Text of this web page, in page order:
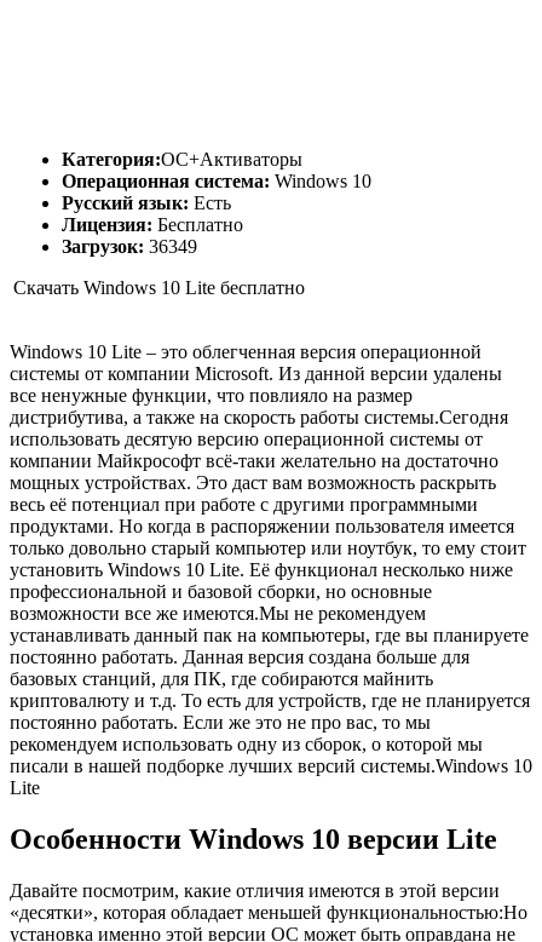
Категория:ОС+Активаторы
Операционная система: Windows 10
Русский язык: Есть
Лицензия: Бесплатно
Загрузок: 36349
Скачать Windows 10 Lite бесплатно
Windows 10 Lite – это облегченная версия операционной
системы от компании Microsoft. Из данной версии удалены
все ненужные функции, что повлияло на размер
дистрибутива, а также на скорость работы системы.Сегодня
использовать десятую версию операционной системы от
компании Майкрософт всё-таки желательно на достаточно
мощных устройствах. Это даст вам возможность раскрыть
весь её потенциал при работе с другими программными
продуктами. Но когда в распоряжении пользователя имеется
только довольно старый компьютер или ноутбук, то ему стоит
установить Windows 10 Lite. Её функционал несколько ниже
профессиональной и базовой сборки, но основные
возможности все же имеются.Мы не рекомендуем
устанавливать данный пак на компьютеры, где вы планируете
постоянно работать. Данная версия создана больше для
базовых станций, для ПК, где собираются майнить
криптовалюту и т.д. То есть для устройств, где не планируется
постоянно работать. Если же это не про вас, то мы
рекомендуем использовать одну из сборок, о которой мы
писали в нашей подборке лучших версий системы.Windows 10
Lite
Особенности Windows 10 версии Lite
Давайте посмотрим, какие отличия имеются в этой версии
«десятки», которая обладает меньшей функциональностью:Но
установка именно этой версии ОС может быть оправдана не